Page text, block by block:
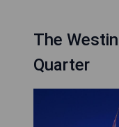
The
Quarter